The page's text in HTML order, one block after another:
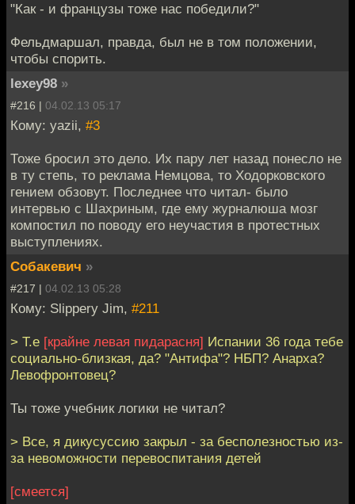
"Как - и французы тоже нас победили?"
Фельдмаршал, правда, был не в том положении,
чтобы спорить.
lexey98 »
#216 | 04.02.13 05:17
Кому: yazii, #3
Тоже бросил это дело. Их пару лет назад понесло не
в ту степь, то реклама Немцова, то Ходорковского
гением обзовут. Последнее что читал- было
интервью с Шахриным, где ему журналюша мозг
компостил по поводу его неучастия в протестных
выступлениях.
Собакевич »
#217 | 04.02.13 05:28
Кому: Slippery Jim, #211
> Т.е [крайне левая пидарасня] Испании 36 года тебе
социально-близкая, да? "Антифа"? НБП? Анарха?
Левофронтовец?
Ты тоже учебник логики не читал?
> Все, я дикусуссию закрыл - за бесполезностью из-
за невоможности перевоспитания детей
[смеется]